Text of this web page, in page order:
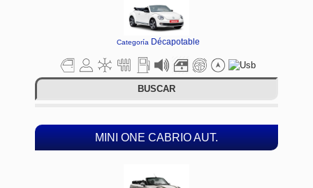
Categoría Décapotable
BUSCAR
MINI ONE CABRIO AUT.